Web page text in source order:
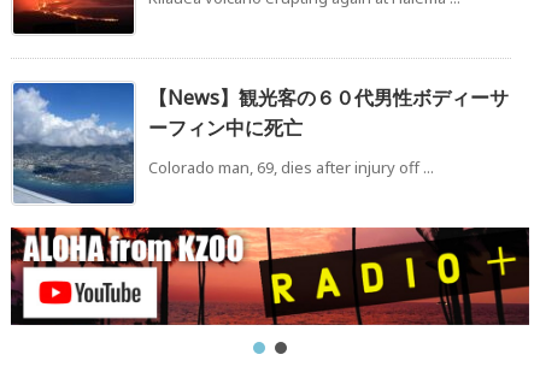
【News】観光客の６０代男性ボディーサ
ーフィン中に死亡
Colorado man, 69, dies after injury off ...